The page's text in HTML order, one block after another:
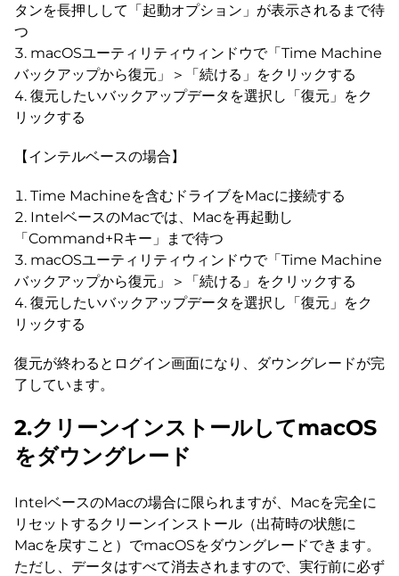
タンを長押しして「起動オプション」が表示されるまで待
つ
macOSユーティリティウィンドウで「Time Machine
バックアップから復元」＞「続ける」をクリックする
復元したいバックアップデータを選択し「復元」をク
リックする
【インテルベースの場合】
Time Machineを含むドライブをMacに接続する
IntelベースのMacでは、Macを再起動し
「Command+Rキー」まで待つ
macOSユーティリティウィンドウで「Time Machine
バックアップから復元」＞「続ける」をクリックする
復元したいバックアップデータを選択し「復元」をク
リックする
復元が終わるとログイン画面になり、ダウングレードが完
了しています。
2.クリーンインストールしてmacOS
をダウングレード
IntelベースのMacの場合に限られますが、Macを完全に
リセットするクリーンインストール（出荷時の状態に
Macを戻すこと）でmacOSをダウングレードできます。
ただし、データはすべて消去されますので、実行前に必ず